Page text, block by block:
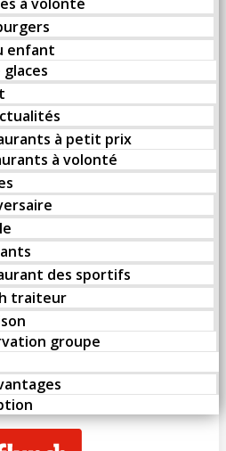
enfant
à petit prix
à volonté
des sportifs
traiteur
groupe